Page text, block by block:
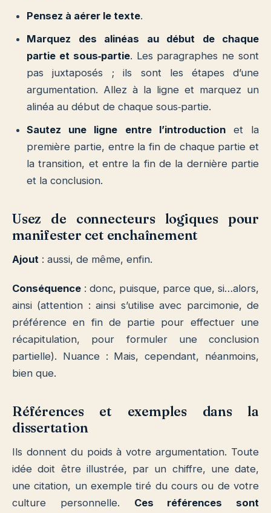
Pensez à aérer le texte.
Marquez des alinéas au début de chaque
partie et sous‐partie. Les paragraphes ne sont
pas juxtaposés ; ils sont les étapes d’une
argumentation. Allez à la ligne et marquez un
alinéa au début de chaque sous‐partie.
Sautez une ligne entre l’introductionet la
première partie, entre la fin de chaque partie et
la transition, et entre la fin de la dernière partie
et la conclusion.
Usez de connecteurs logiques pour
manifester cet enchaînement
Ajout : aussi, de même, enfin.
Conséquence : donc, puisque, parce que, si…alors,
ainsi (attention : ainsi s’utilise avec parcimonie, de
préférence en fin de partie pour effectuer une
récapitulation, pour formuler une conclusion
partielle). Nuance : Mais, cependant, néanmoins,
bien que.
Références et exemples dans la
dissertation
Ils donnent du poids à votre argumentation. Toute
idée doit être illustrée, par un chiffre, une date,
une citation, un exemple tiré du cours ou de votre
culture personnelle. Ces références sont